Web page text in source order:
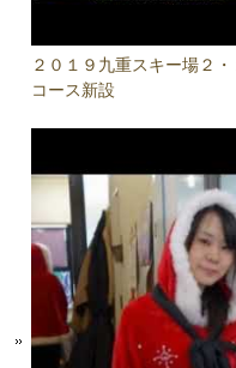
２０１９九重スキー場２
コース新設